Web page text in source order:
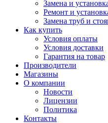
Замена и
Ремонт и
Замена труб и
Как купить
Условия оплаты
Условия доставки
Гарантия на товар
Производители
Магазины
О компании
Новости
Лицензии
Политика
Контакты